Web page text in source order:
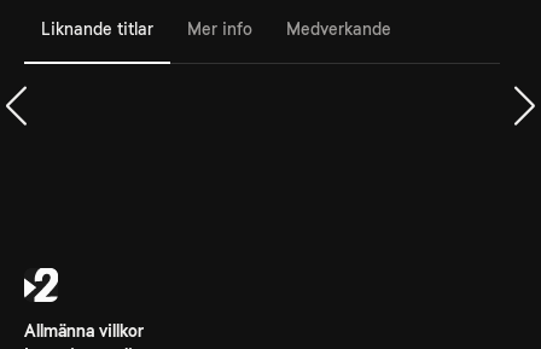
Liknande titlar Mer info Medverkande
Allmänna villkor